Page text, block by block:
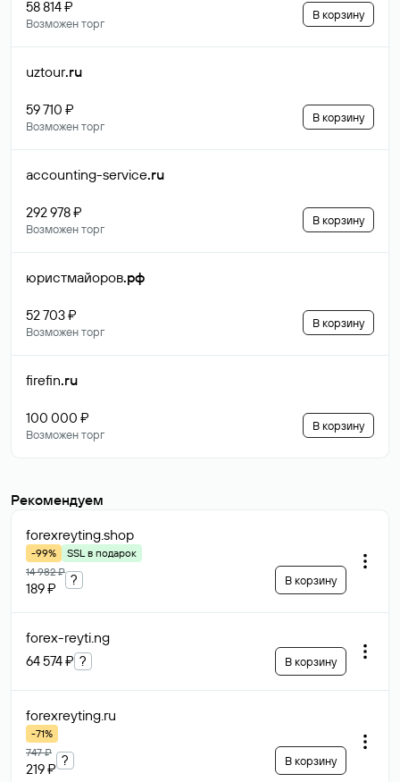
58 814 ₽
Возможен торг
В корзину
uztour.ru
59 710 ₽
Возможен торг
В корзину
accounting-service.ru
292 978 ₽
Возможен торг
В корзину
юристмайоров.рф
52 703 ₽
Возможен торг
В корзину
firefin.ru
100 000 ₽
Возможен торг
В корзину
Рекомендуем
forexreyting.shop
-99%
SSL в подарок
14 982 ₽
189 ₽
? В корзину
forex-reyti.ng
64 574 ₽ ? В корзину
forexreyting.ru
-71%
747 ₽
219 ₽
? В корзину